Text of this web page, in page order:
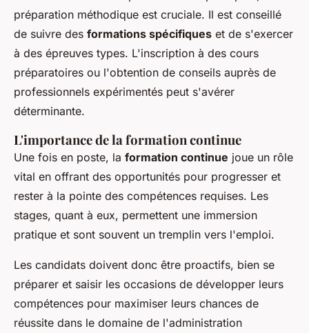
préparation méthodique est cruciale. Il est conseillé
de suivre des formations spécifiques et de s'exercer
à des épreuves types. L'inscription à des cours
préparatoires ou l'obtention de conseils auprès de
professionnels expérimentés peut s'avérer
déterminante.
L'importance de la formation continue
Une fois en poste, la formation continue joue un rôle
vital en offrant des opportunités pour progresser et
rester à la pointe des compétences requises. Les
stages, quant à eux, permettent une immersion
pratique et sont souvent un tremplin vers l'emploi.
Les candidats doivent donc être proactifs, bien se
préparer et saisir les occasions de développer leurs
compétences pour maximiser leurs chances de
réussite dans le domaine de l'administration